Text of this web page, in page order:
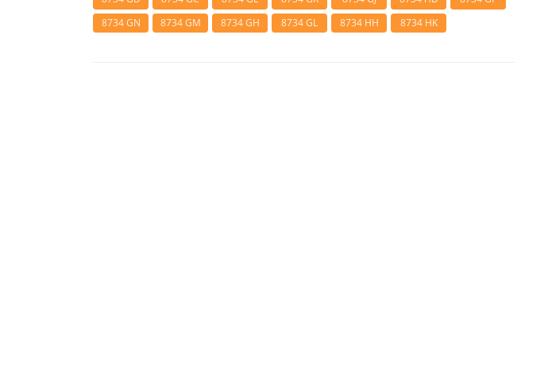
8734 GN
8734 GM 8734 GH 8734 GL 8734 HH 8734 HK